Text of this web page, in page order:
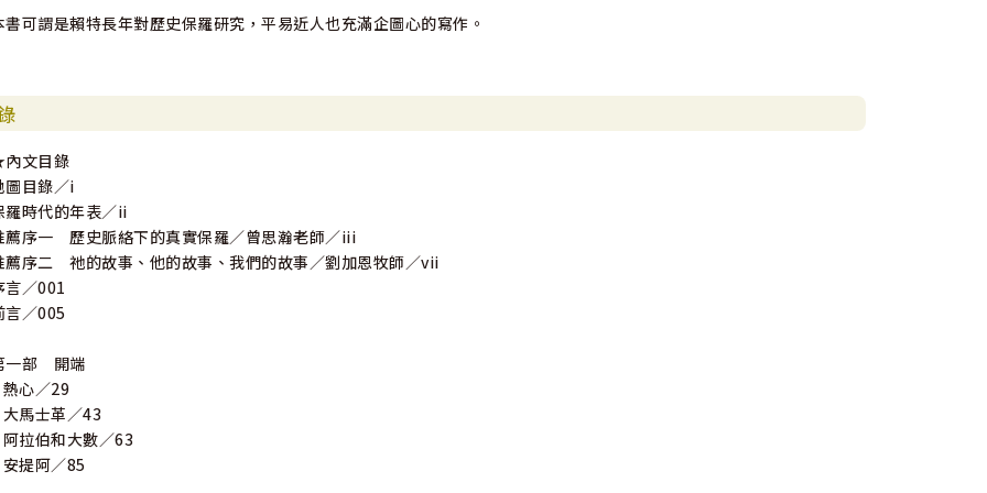
書可謂是賴特長年對歷史保羅研究，平易近人也充滿企圖心的寫作。
文目錄
圖目錄／i
羅時代的年表／ii
薦序一 歷史脈絡下的真實保羅／曾思瀚老師／iii
薦序二 祂的故事、他的故事、我們的故事／劉加恩牧師／vii
言／001
言／005
一部 開端
心／29
馬士革／43
拉伯和大數／63
提阿／85